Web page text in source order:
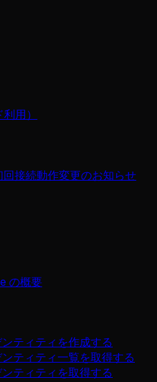
用）
接続動作変更のお知らせ
の概要
ティティを作成する
ティティ一覧を取得する
ティティを取得する